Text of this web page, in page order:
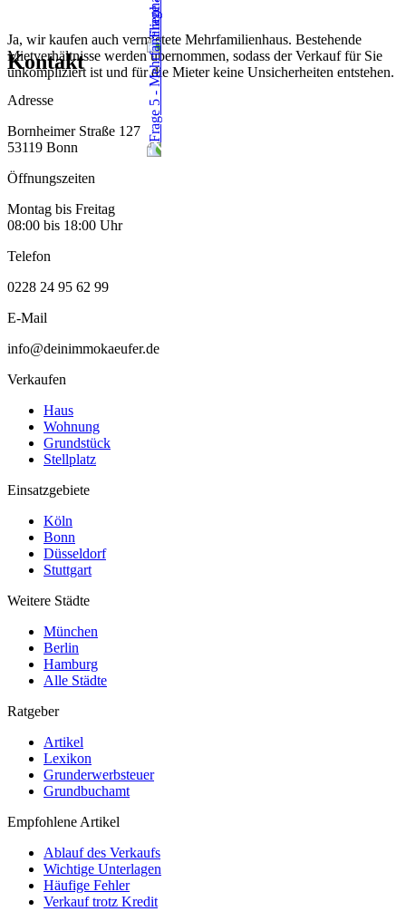
Ja, wir kaufen auch vermietete Mehrfamilienhaus. Bestehende
Mietverhältnisse werden übernommen, sodass der Verkauf für Sie
unkompliziert ist und für die Mieter keine Unsicherheiten entstehen.
Kontakt
Adresse
Bornheimer Straße 127
53119 Bonn
Öffnungszeiten
Montag bis Freitag
08:00 bis 18:00 Uhr
Telefon
0228 24 95 62 99
E-Mail
info@deinimmokaeufer.de
Verkaufen
Haus
Wohnung
Grundstück
Stellplatz
Einsatzgebiete
Köln
Bonn
Düsseldorf
Stuttgart
Weitere Städte
München
Berlin
Hamburg
Alle Städte
Ratgeber
Artikel
Lexikon
Grunderwerbsteuer
Grundbuchamt
Empfohlene Artikel
Ablauf des Verkaufs
Wichtige Unterlagen
Häufige Fehler
Verkauf trotz Kredit